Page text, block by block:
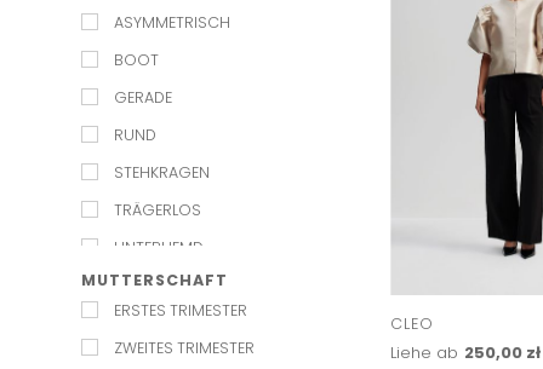
ASYMMETRISCH
BOOT
GERADE
RUND
STEHKRAGEN
TRÄGERLOS
UNTERHEMD
V-AUSSCHNITT
MUTTERSCHAFT
ERSTES TRIMESTER
ZWEITES TRIMESTER
CLEO
Liehe ab 250,00 zł